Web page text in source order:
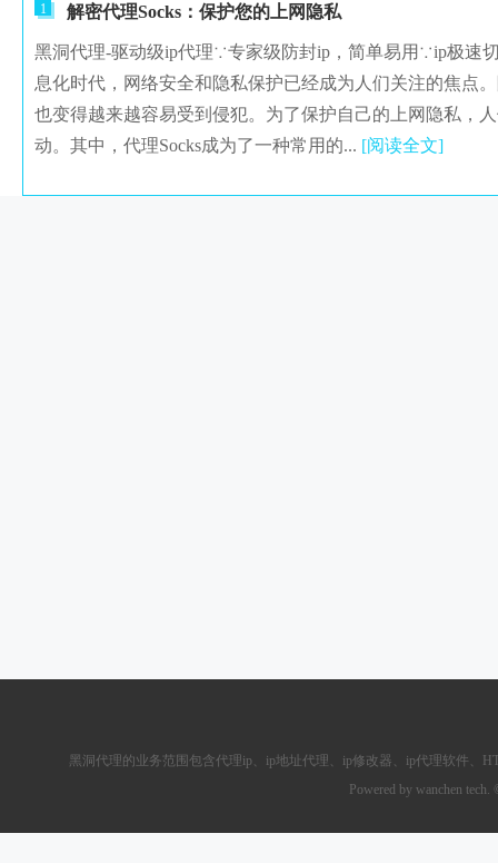
1 解密代理Socks：保护您的上网隐私
黑洞代理-驱动级ip代理∵专家级防封ip，简单易用∵ip极速
息化时代，网络安全和隐私保护已经成为人们关注的焦点
也变得越来越容易受到侵犯。为了保护自己的上网隐私，
动。其中，代理Socks成为了一种常用的... [阅读全文]
黑洞代理的业务范围包含代理ip 、ip地址代理、ip修改器、 ip代理软件
Powered by wanchen